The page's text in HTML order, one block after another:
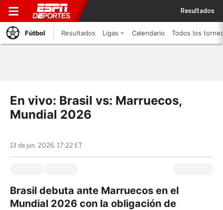
Resultados
Fútbol Resultados Ligas Calendario Todos los
En vivo: Brasil vs: Marruecos,
Mundial 2026
13 de jun, 2026, 17:22 ET
Brasil debuta ante Marruecos en el
Mundial 2026 con la obligación de